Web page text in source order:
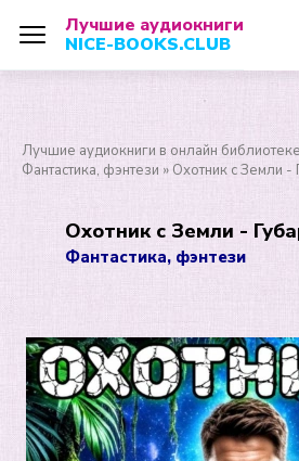
Лучшие аудиокниги
NICE-BOOKS.CLUB
Лучшие аудиокниги в онлайн
Фантастика, фэнтези » Охотник с Земли
Охотник с Земли -
Фантастика, фэнтези